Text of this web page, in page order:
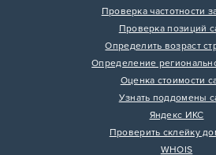
Проверка частотности
Проверка позиций
Определить возраст
Определение
Оценка стоимости
Узнать поддомены
Яндекс ИКС
Проверить склейку
WHOIS